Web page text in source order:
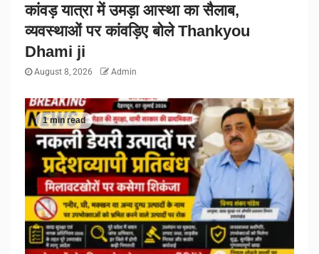
कांवड़ यात्रा में उमड़ा आस्था का सैलाब,
व्यवस्थाओं पर कांवड़िए बोले Thankyou
Dhami ji
August 8, 2026 Admin
1 min read